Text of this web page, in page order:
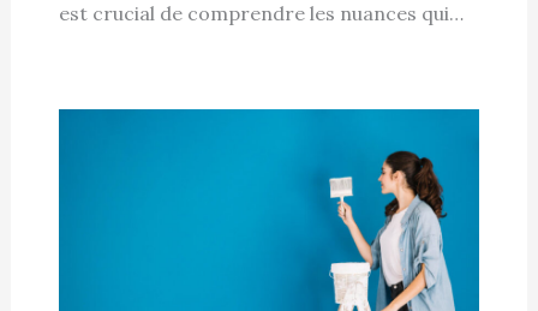
est crucial de comprendre les nuances qui…